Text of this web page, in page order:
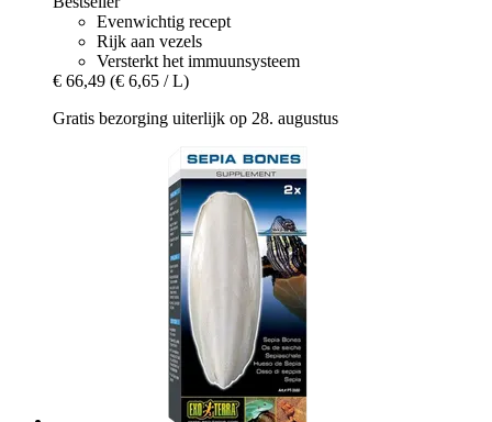
Evenwichtig recept
Rijk aan vezels
Versterkt het immuunsysteem
€ 66,49 (€ 6,65 / L)
Gratis bezorging uiterlijk op 28. augustus